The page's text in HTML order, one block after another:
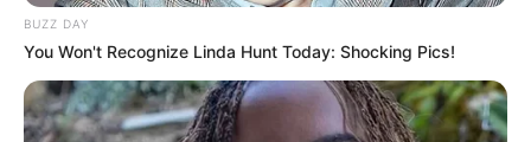
Esse não é um ponto visível no trabalho. Sua
arremates, bordas e unir carreiras.
BUZZ DAY
You Won't Recognize Linda Hunt Today: Shocking Pics!